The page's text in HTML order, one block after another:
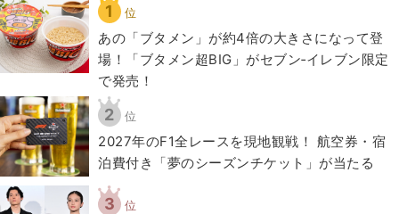
1 位
あの「ブタメン」が約4倍の大きさになって登
場！「ブタメン超BIG」がセブン‐イレブン限定
で発売！
2 位
2027年のF1全レースを現地観戦！ 航空券・宿
泊費付き「夢のシーズンチケット」が当たる
3 位